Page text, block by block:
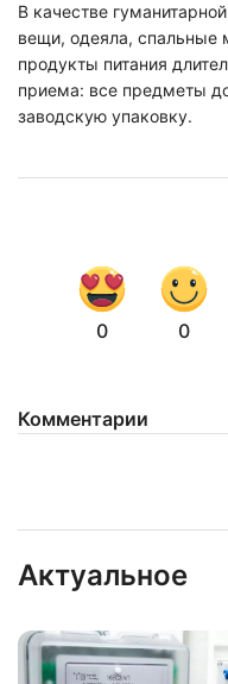
В качестве
вещи, одеяла, спальные
продукты питания
приема: все предметы
заводскую упаковку.
0 0
Комментарии
Актуальное